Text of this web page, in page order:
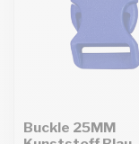
Buckle 25MM